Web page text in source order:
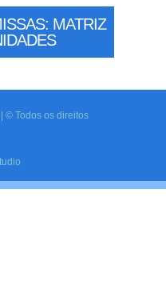
MATRIZ
© Todos os direitos